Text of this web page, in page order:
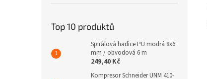
Top 10 produktů
Spirálová hadice PU modrá 8x6
mm / obvodová 6 m
249,40 Kč
Kompresor Schneider UNM 410-